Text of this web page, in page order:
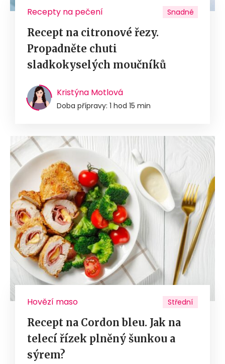
Recepty na pečení Snadné
Recept na citronové řezy.
Propadněte chuti
sladkokyselých moučníků
Kristýna Motlová
Doba přípravy: 1 hod 15 min
Hovězí maso Střední
Recept na Cordon bleu. Jak na
telecí řízek plněný šunkou a
sýrem?